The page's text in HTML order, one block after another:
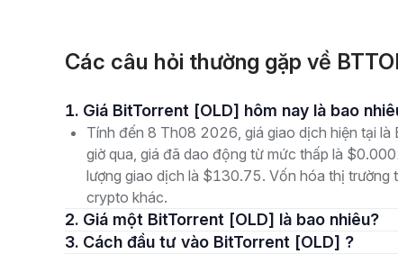
Các câu hỏi thường gặp về
1. Giá BitTorrent [OLD] hôm nay là bao
Tính đến 8 Th08 2026, giá giao dịch hiện tại
giờ qua, giá đã dao động từ mức thấp là
lượng giao dịch là $130.75. Vốn hóa thị
crypto khác.
2. Giá một BitTorrent [OLD] là bao nhiêu?
3. Cách đầu tư vào BitTorrent [OLD] ?